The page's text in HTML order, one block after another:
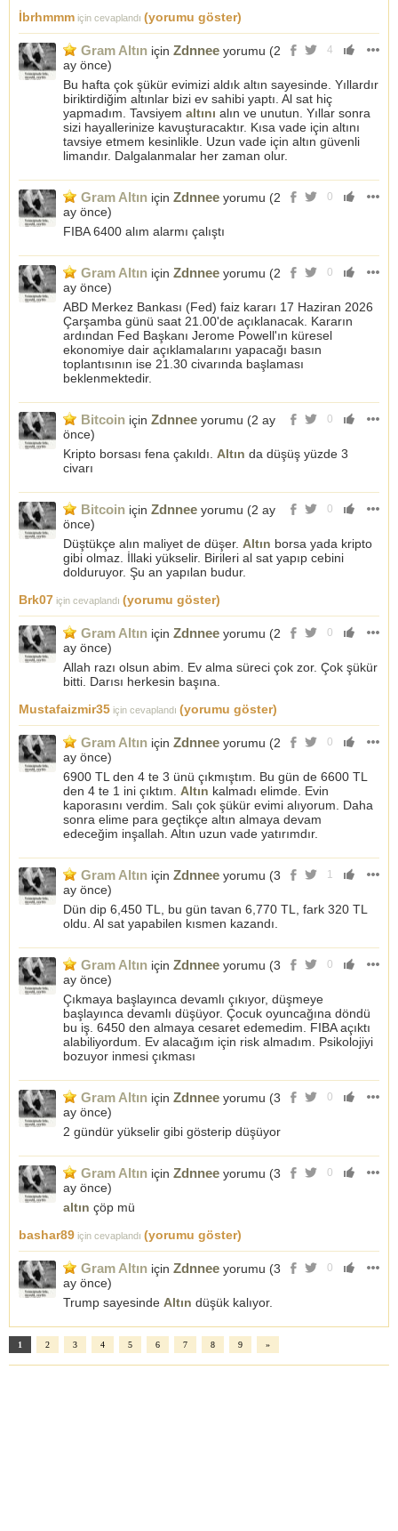
İbrhmmm için cevaplandı (yorumu göster)
4
Gram Altın için Zdnnee yorumu (2
ay önce)
Bu hafta çok şükür evimizi aldık altın sayesinde. Yıllardır
biriktirdiğim altınlar bizi ev sahibi yaptı. Al sat hiç
yapmadım. Tavsiyem altını alın ve unutun. Yıllar sonra
sizi hayallerinize kavuşturacaktır. Kısa vade için altını
tavsiye etmem kesinlikle. Uzun vade için altın güvenli
limandır. Dalgalanmalar her zaman olur.
0
Gram Altın için Zdnnee yorumu (2
ay önce)
FIBA 6400 alım alarmı çalıştı
0
Gram Altın için Zdnnee yorumu (2
ay önce)
ABD Merkez Bankası (Fed) faiz kararı 17 Haziran 2026
Çarşamba günü saat 21.00'de açıklanacak. Kararın
ardından Fed Başkanı Jerome Powell'ın küresel
ekonomiye dair açıklamalarını yapacağı basın
toplantısının ise 21.30 civarında başlaması
beklenmektedir.
0
Bitcoin için Zdnnee yorumu (2 ay
önce)
Kripto borsası fena çakıldı. Altın da düşüş yüzde 3
civarı
0
Bitcoin için Zdnnee yorumu (2 ay
önce)
Düştükçe alın maliyet de düşer. Altın borsa yada kripto
gibi olmaz. İllaki yükselir. Birileri al sat yapıp cebini
dolduruyor. Şu an yapılan budur.
Brk07 için cevaplandı (yorumu göster)
0
Gram Altın için Zdnnee yorumu (2
ay önce)
Allah razı olsun abim. Ev alma süreci çok zor. Çok şükür
bitti. Darısı herkesin başına.
Mustafaizmir35 için cevaplandı (yorumu göster)
0
Gram Altın için Zdnnee yorumu (2
ay önce)
6900 TL den 4 te 3 ünü çıkmıştım. Bu gün de 6600 TL
den 4 te 1 ini çıktım. Altın kalmadı elimde. Evin
kaporasını verdim. Salı çok şükür evimi alıyorum. Daha
sonra elime para geçtikçe altın almaya devam
edeceğim inşallah. Altın uzun vade yatırımdır.
1
Gram Altın için Zdnnee yorumu (3
ay önce)
Dün dip 6,450 TL, bu gün tavan 6,770 TL, fark 320 TL
oldu. Al sat yapabilen kısmen kazandı.
0
Gram Altın için Zdnnee yorumu (3
ay önce)
Çıkmaya başlayınca devamlı çıkıyor, düşmeye
başlayınca devamlı düşüyor. Çocuk oyuncağına döndü
bu iş. 6450 den almaya cesaret edemedim. FIBA açıktı
alabiliyordum. Ev alacağım için risk almadım. Psikolojiyi
bozuyor inmesi çıkması
0
Gram Altın için Zdnnee yorumu (3
ay önce)
2 gündür yükselir gibi gösterip düşüyor
0
Gram Altın için Zdnnee yorumu (3
ay önce)
altın çöp mü
bashar89 için cevaplandı (yorumu göster)
0
Gram Altın için Zdnnee yorumu (3
ay önce)
Trump sayesinde Altın düşük kalıyor.
1 2 3 4 5 6 7 8 9 »